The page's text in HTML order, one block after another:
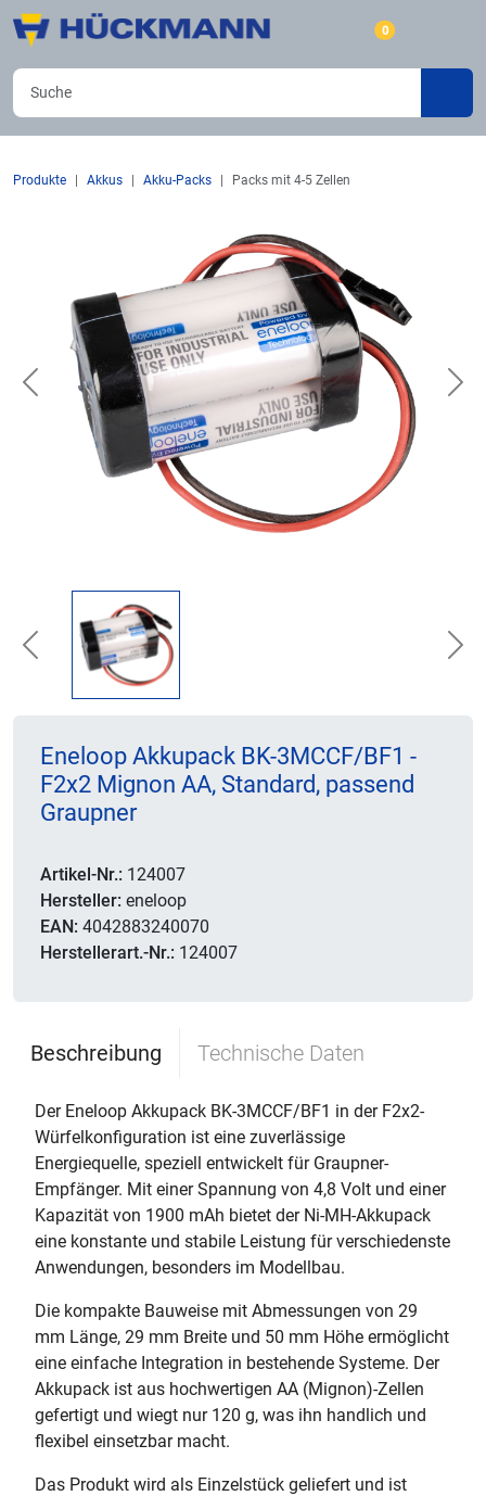
0
Produkte Akkus Akku-Packs Packs mit 4-5 Zellen
Previous
Previous
Eneloop Akkupack BK-3MCCF/BF1 -
F2x2 Mignon AA, Standard, passend
Graupner
Artikel-Nr.: 124007
Hersteller: eneloop
EAN: 4042883240070
Herstellerart.-Nr.: 124007
Beschreibung Technische Daten
Der Eneloop Akkupack BK-3MCCF/BF1 in der F2x2-
Würfelkonfiguration ist eine zuverlässige
Energiequelle, speziell entwickelt für Graupner-
Empfänger. Mit einer Spannung von 4,8 Volt und einer
Kapazität von 1900 mAh bietet der Ni-MH-Akkupack
eine konstante und stabile Leistung für verschiedenste
Anwendungen, besonders im Modellbau.
Die kompakte Bauweise mit Abmessungen von 29
mm Länge, 29 mm Breite und 50 mm Höhe ermöglicht
eine einfache Integration in bestehende Systeme. Der
Akkupack ist aus hochwertigen AA (Mignon)-Zellen
gefertigt und wiegt nur 120 g, was ihn handlich und
flexibel einsetzbar macht.
Das Produkt wird als Einzelstück geliefert und ist